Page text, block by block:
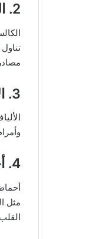
2. الكالسيوم وفيتامين د
3. الألياف
4. أحماض أوميغا-3 الدهنية
مثل